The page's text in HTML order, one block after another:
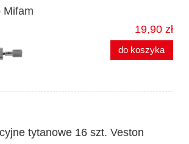
Mifam
19,90 zł
do koszyka
tytanowe 16 szt. Veston